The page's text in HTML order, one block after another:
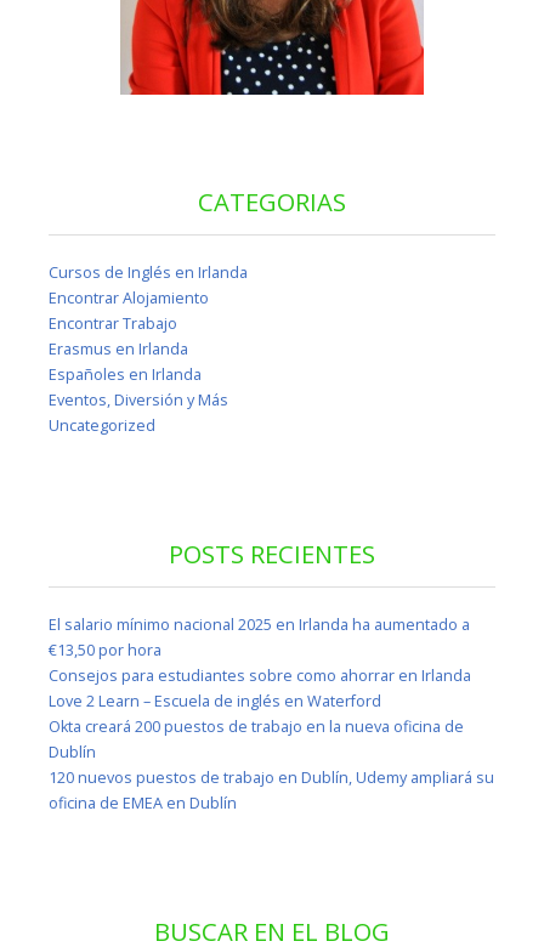
CATEGORIAS
Cursos de Inglés en Irlanda
Encontrar Alojamiento
Encontrar Trabajo
Erasmus en Irlanda
Españoles en Irlanda
Eventos, Diversión y Más
Uncategorized
POSTS RECIENTES
El salario mínimo nacional 2025 en Irlanda ha aumentado a
€13,50 por hora
Consejos para estudiantes sobre como ahorrar en Irlanda
Love 2 Learn – Escuela de inglés en Waterford
Okta creará 200 puestos de trabajo en la nueva oficina de
Dublín
120 nuevos puestos de trabajo en Dublín, Udemy ampliará su
oficina de EMEA en Dublín
BUSCAR EN EL BLOG